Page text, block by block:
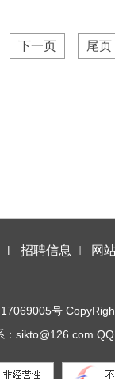
下一页 尾页
‖ 招聘信息 ‖ 网
号
：sikto@126.com